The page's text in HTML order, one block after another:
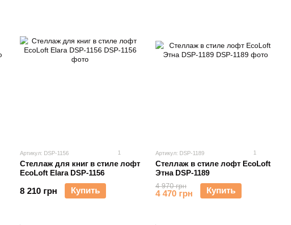
Артикул: DSP-1156 1
Стеллаж для книг в стиле лофт
EcoLoft Elara DSP-1156
8 210 грн Купить
Артикул: DSP-1189 1
Стеллаж в стиле лофт EcoLoft
Этна DSP-1189
4 970 грн
4 470 грн Купить